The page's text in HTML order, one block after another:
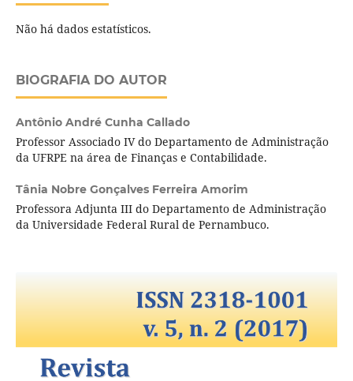
Não há dados estatísticos.
BIOGRAFIA DO AUTOR
Antônio André Cunha Callado
Professor Associado IV do Departamento de Administração
da UFRPE na área de Finanças e Contabilidade.
Tânia Nobre Gonçalves Ferreira Amorim
Professora Adjunta III do Departamento de Administração
da Universidade Federal Rural de Pernambuco.